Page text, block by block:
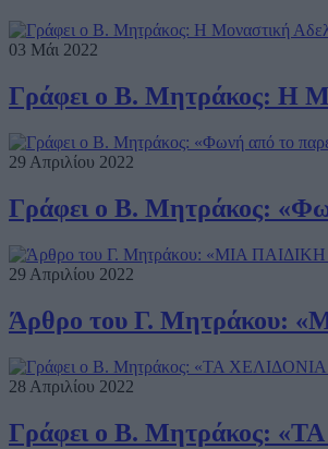
03 Μάι 2022
Γράφει ο Β. Μητράκος: Η
29 Απριλίου 2022
Γράφει ο Β. Μητράκος:
29 Απριλίου 2022
Άρθρο του Γ. Μητράκου:
28 Απριλίου 2022
Γράφει ο Β. Μητράκος: